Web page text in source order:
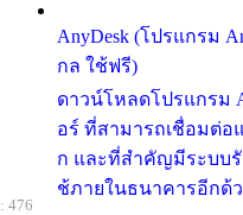
AnyDesk (โปรแกรม
กล ใช้ฟรี)
ดาวน์โหลดโปรแกรม
อร์ ที่สามารถเชื่อมต่อ
ก และที่สำคัญมีระบบ
ช้ภายในธนาคารอีกด้
476